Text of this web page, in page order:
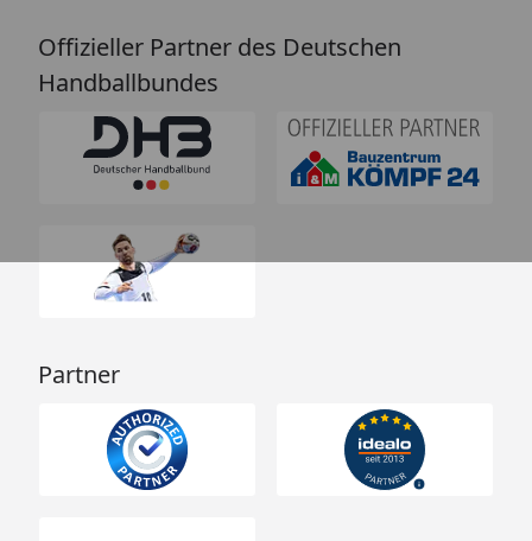
Offizieller Partner des Deutschen
Handballbundes
Partner